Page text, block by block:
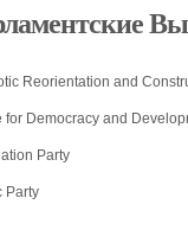
Reorientation and
Democracy and
Party
Party